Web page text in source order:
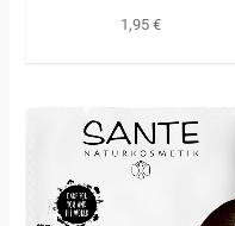
1,95€